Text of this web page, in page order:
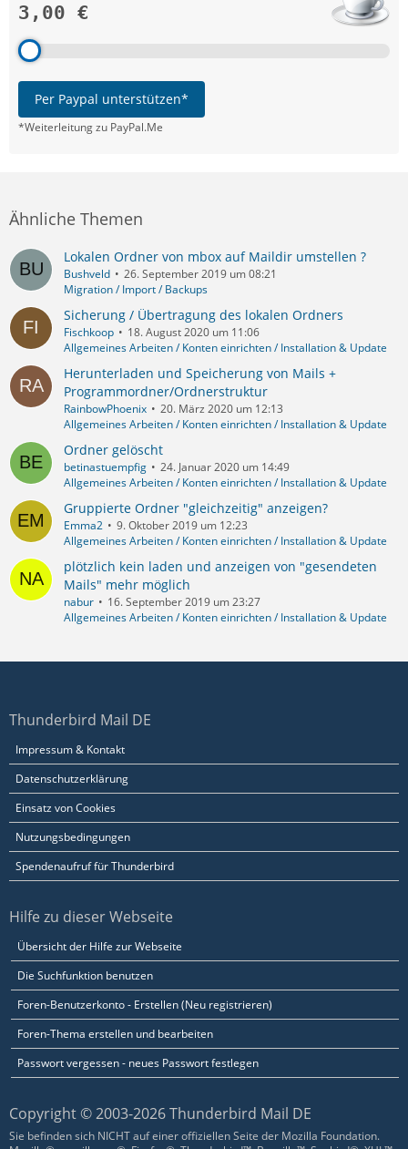
3,00 €
Per Paypal unterstützen*
*Weiterleitung zu PayPal.Me
Ähnliche Themen
Lokalen Ordner von mbox auf Maildir umstellen ?
Bushveld
26. September 2019 um 08:21
Migration / Import / Backups
Sicherung / Übertragung des lokalen Ordners
Fischkoop
18. August 2020 um 11:06
Allgemeines Arbeiten / Konten einrichten / Installation & Update
Herunterladen und Speicherung von Mails +
Programmordner/Ordnerstruktur
RainbowPhoenix
20. März 2020 um 12:13
Allgemeines Arbeiten / Konten einrichten / Installation & Update
Ordner gelöscht
betinastuempfig
24. Januar 2020 um 14:49
Allgemeines Arbeiten / Konten einrichten / Installation & Update
Gruppierte Ordner "gleichzeitig" anzeigen?
Emma2
9. Oktober 2019 um 12:23
Allgemeines Arbeiten / Konten einrichten / Installation & Update
plötzlich kein laden und anzeigen von "gesendeten
Mails" mehr möglich
nabur
16. September 2019 um 23:27
Allgemeines Arbeiten / Konten einrichten / Installation & Update
Thunderbird Mail DE
Impressum & Kontakt
Datenschutzerklärung
Einsatz von Cookies
Nutzungsbedingungen
Spendenaufruf für Thunderbird
Hilfe zu dieser Webseite
Übersicht der Hilfe zur Webseite
Die Suchfunktion benutzen
Foren-Benutzerkonto - Erstellen (Neu registrieren)
Foren-Thema erstellen und bearbeiten
Passwort vergessen - neues Passwort festlegen
Copyright © 2003-2026 Thunderbird Mail DE
Sie befinden sich NICHT auf einer offiziellen Seite der Mozilla Foundation.